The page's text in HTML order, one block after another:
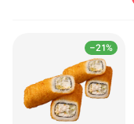
–21%